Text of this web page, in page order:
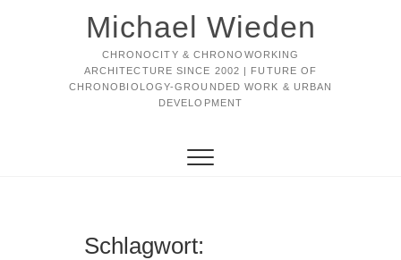
Michael Wieden
CHRONOCITY & CHRONOWORKING
ARCHITECTURE SINCE 2002 | FUTURE OF
CHRONOBIOLOGY-GROUNDED WORK & URBAN
DEVELOPMENT
Schlagwort: